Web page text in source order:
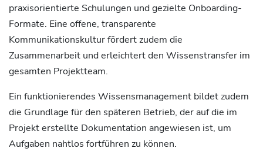
praxisorientierte Schulungen und gezielte Onboarding-
Formate. Eine offene, transparente
Kommunikationskultur fördert zudem die
Zusammenarbeit und erleichtert den Wissenstransfer im
gesamten Projektteam.
Ein funktionierendes Wissensmanagement bildet zudem
die Grundlage für den späteren Betrieb, der auf die im
Projekt erstellte Dokumentation angewiesen ist, um
Aufgaben nahtlos fortführen zu können.